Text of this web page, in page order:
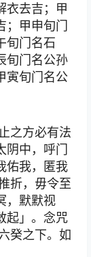
衣去吉；甲
；甲申旬门
旬门名石
旬门名公孙
寅旬门名公
之方必有法
阴中，呼门
佑我，匿我
折，毋令至
，默默视
起」。念咒
癸之下。如